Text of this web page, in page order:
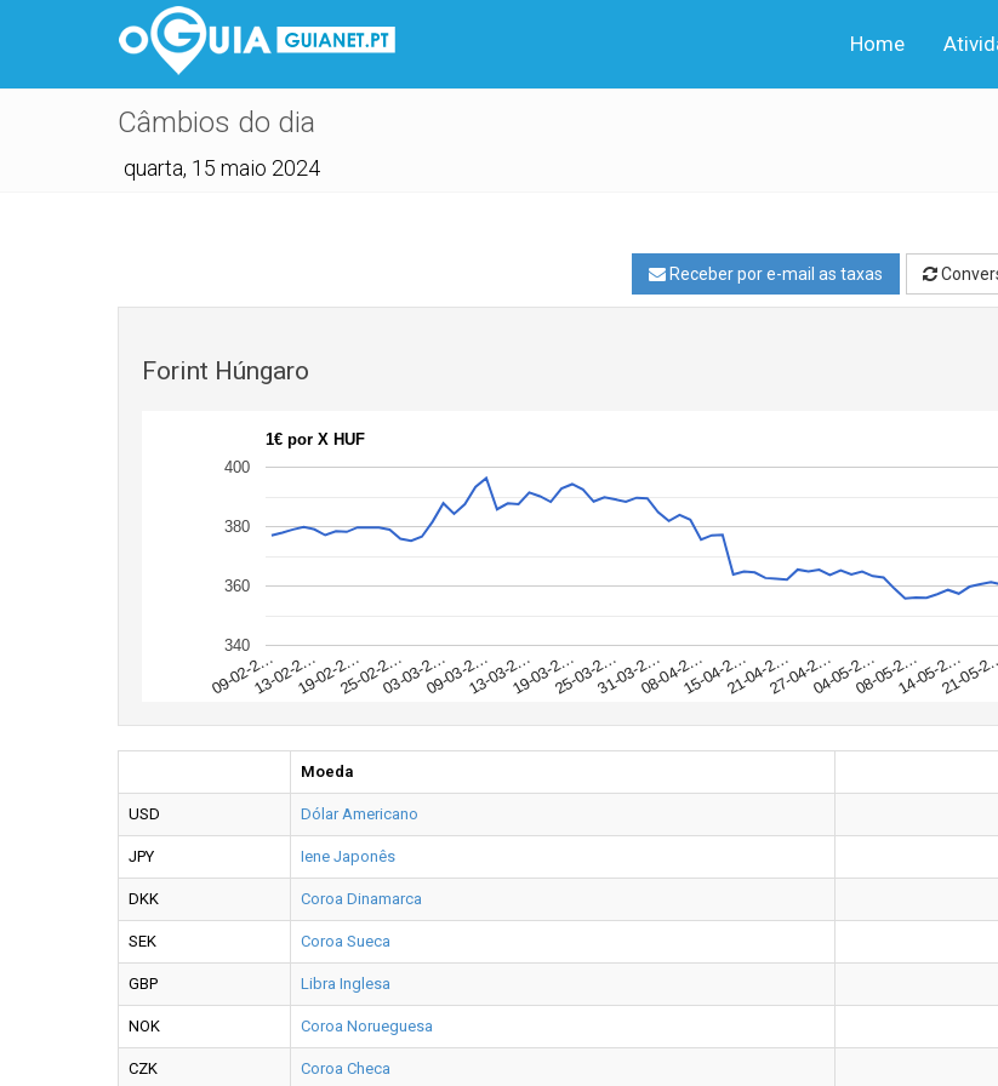
Home
Câmbios do dia
quarta, 15 maio 2024
Receber por e-mail as taxas
Forint Húngaro
1€ por X HUF
09-02-2…13-02-2…19-02-2…25-02-2…03-03-2…09-03-2…13-03-2…19-03-2…25-03-2…31-03-2…08-04-2…15-04-2…21-04-2…27-04-2…04-05-2…08-05-2…14-05-2…21-05-
340
360
380
400
Moeda
USD Dólar Americano
JPY Iene Japonês
DKK Coroa Dinamarca
SEK Coroa Sueca
GBP Libra Inglesa
NOK Coroa Norueguesa
CZK Coroa Checa